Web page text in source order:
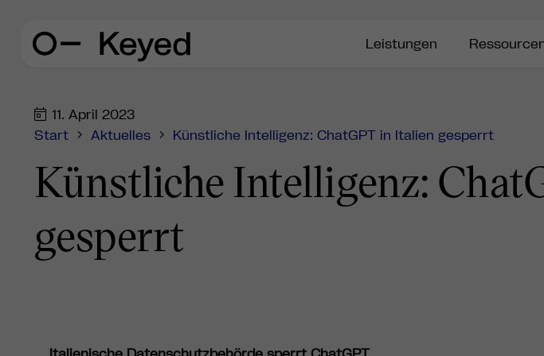
Leistungen
11. April 2023
Start
Aktuelles Künstliche Intelligenz: ChatGPT in Italien gesperrt
Künstliche Intelligenz:
gesperrt